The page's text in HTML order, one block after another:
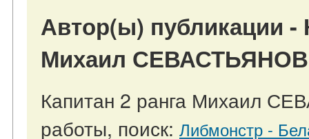
Автор(ы) публикации -
Михаил
Капитан 2 ранга Михаил
работы, поиск: Либмонстр -